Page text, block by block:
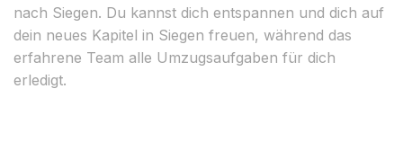
nach Siegen. Du kannst dich entspannen und dich auf
dein neues Kapitel in Siegen freuen, während das
erfahrene Team alle Umzugsaufgaben für dich
erledigt.